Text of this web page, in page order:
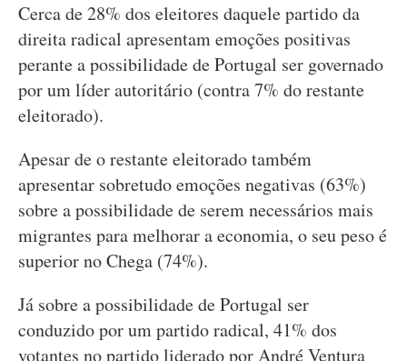
Cerca de 28% dos eleitores daquele partido da
direita radical apresentam emoções positivas
perante a possibilidade de Portugal ser governado
por um líder autoritário (contra 7% do restante
eleitorado).
Apesar de o restante eleitorado também
apresentar sobretudo emoções negativas (63%)
sobre a possibilidade de serem necessários mais
migrantes para melhorar a economia, o seu peso é
superior no Chega (74%).
Já sobre a possibilidade de Portugal ser
conduzido por um partido radical, 41% dos
votantes no partido liderado por André Ventura